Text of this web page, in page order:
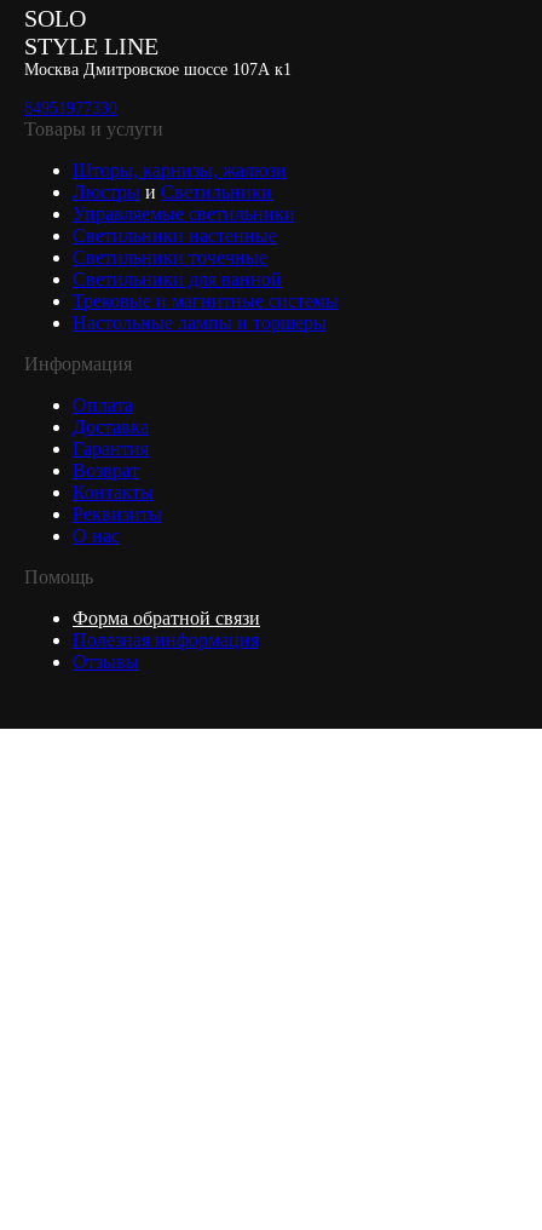
SOLO
STYLE LINE
Москва Дмитровское шоссе 107А к1
84951977330
Товары и услуги
Шторы, карнизы, жалюзи
Люстры и Светильники
Управляемые светильники
Светильники настенные
Светильники точечные
Светильники для ванной
Трековые и магнитные системы
Настольные лампы и торшеры
Информация
Оплата
Доставка
Гарантия
Возврат
Контакты
Реквизиты
О нас
Помощь
Форма обратной связи
Полезная информация
Отзывы